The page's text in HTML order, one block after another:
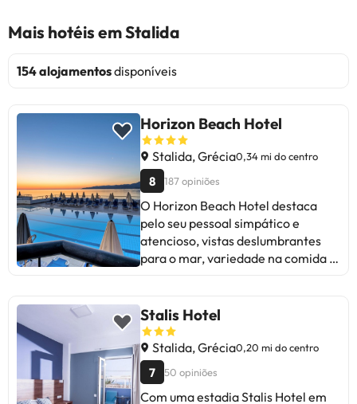
Mais hotéis em Stalida
154 alojamentosdisponíveis
Horizon Beach Hotel
Stalida, Grécia0,34 mi do centro
8 187 opiniões
O Horizon Beach Hotel destaca
pelo seu pessoal simpático e
atencioso, vistas deslumbrantes
para o mar, variedade na comida e
atividades, bebidas limitadas no
regime de tudo incluído e, por
vezes, problemas de manutenção.
Apesar disso, a relação qualidade-
preço é boa e o serviço é
valorizado positivamente. Ideal
Stalis Hotel
Stalida, Grécia0,20 mi do centro
7 50 opiniões
Com uma estadia Stalis Hotel em